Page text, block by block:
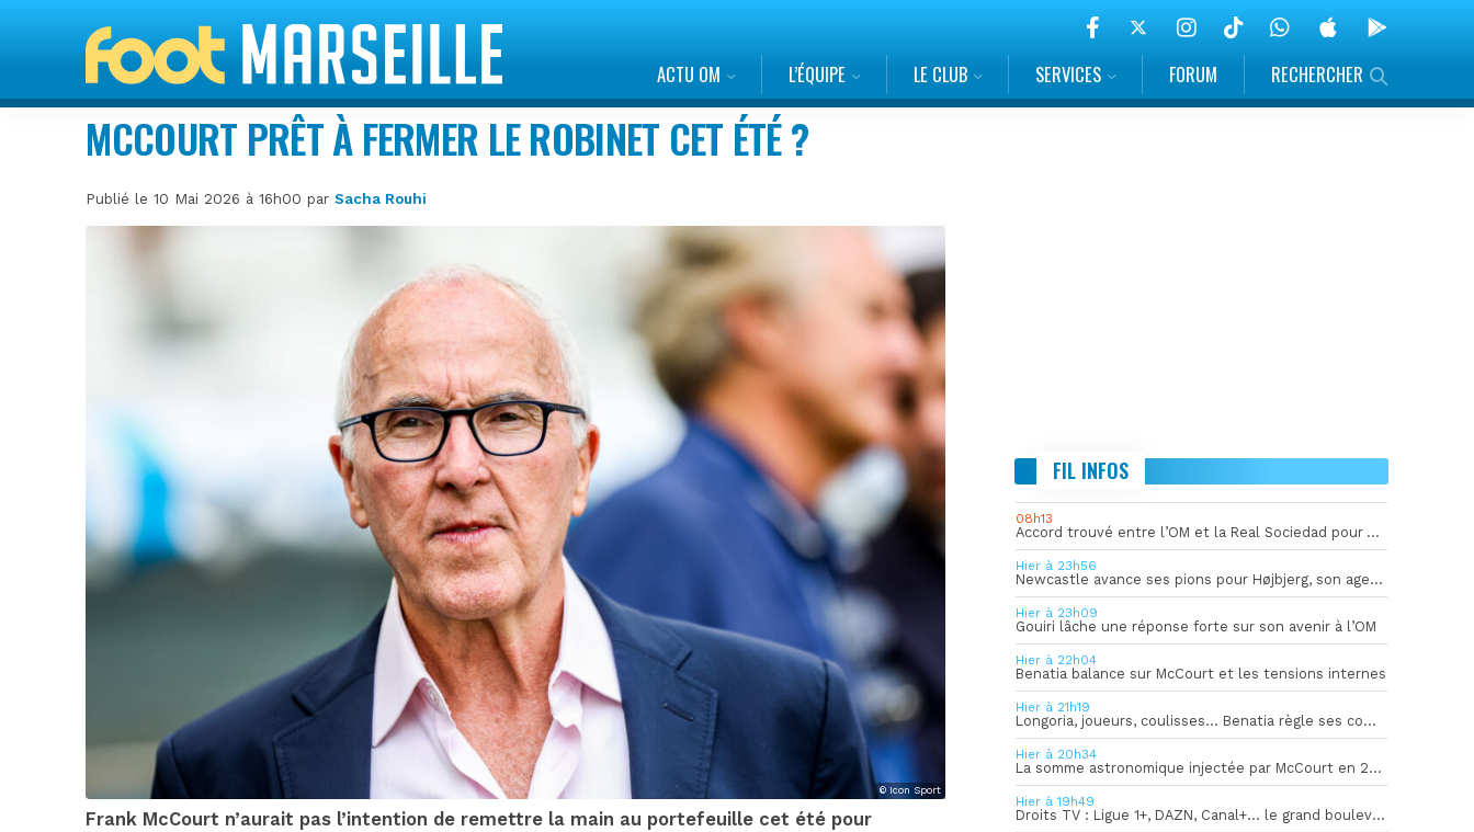
ACTU OM L’ÉQUIPE LE CLUB SERVICES FORUM RECHERCHER
MCCOURT PRÊT À FERMER LE ROBINET CET ÉTÉ ?
Publié le 10 Mai 2026 à 16h00 parSacha Rouhi
© Icon Sport
Frank McCourt n’aurait pas l’intention de remettre la main au portefeuille cet été pour
FIL INFOS
08h13
Accord trouvé entre l’OM et la Real Sociedad pour Aguerd
Hier à 23h56
Newcastle avance ses pions pour Højbjerg, son agent sort du silence
Hier à 23h09
Gouiri lâche une réponse forte sur son avenir à l’OM
Hier à 22h04
Benatia balance sur McCourt et les tensions internes
Hier à 21h19
Longoria, joueurs, coulisses… Benatia règle ses comptes !
Hier à 20h34
La somme astronomique injectée par McCourt en 2026 pour soutenir l’OM
Hier à 19h49
Droits TV : Ligue 1+, DAZN, Canal+… le grand bouleversement